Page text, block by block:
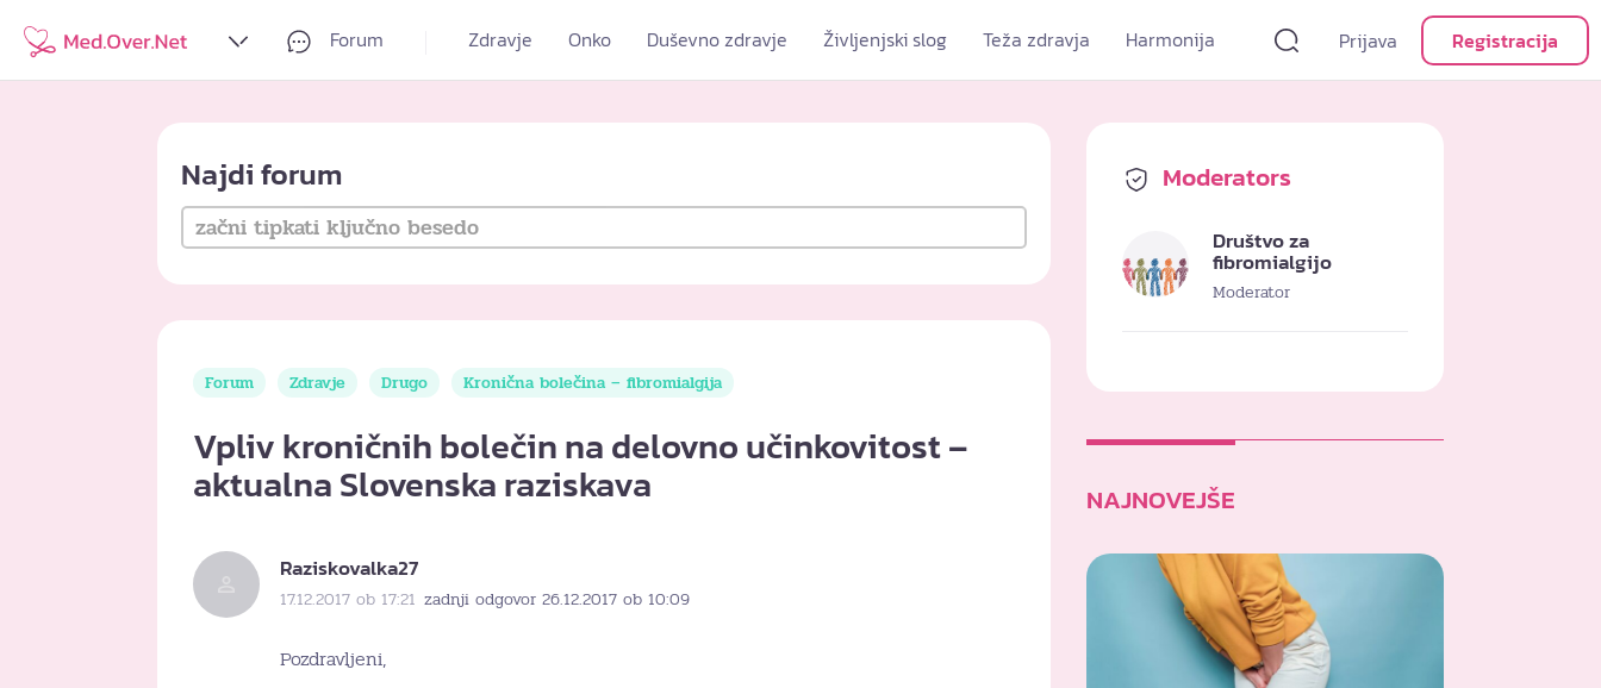
Forum Zdravje Onko Duševno zdravje Življenjski slog Teža zdravja Harmonija Prijava Registracija
Najdi forum
Forum Zdravje Drugo Kronična bolečina – fibromialgija
Vpliv kroničnih bolečin na delovno učinkovitost –
aktualna Slovenska raziskava
Raziskovalka27
17.12.2017 ob 17:21 zadnji odgovor 26.12.2017 ob 10:09
Pozdravljeni,
Moderators
Društvo za
fibromialgijo
Moderator
NAJNOVEJŠE